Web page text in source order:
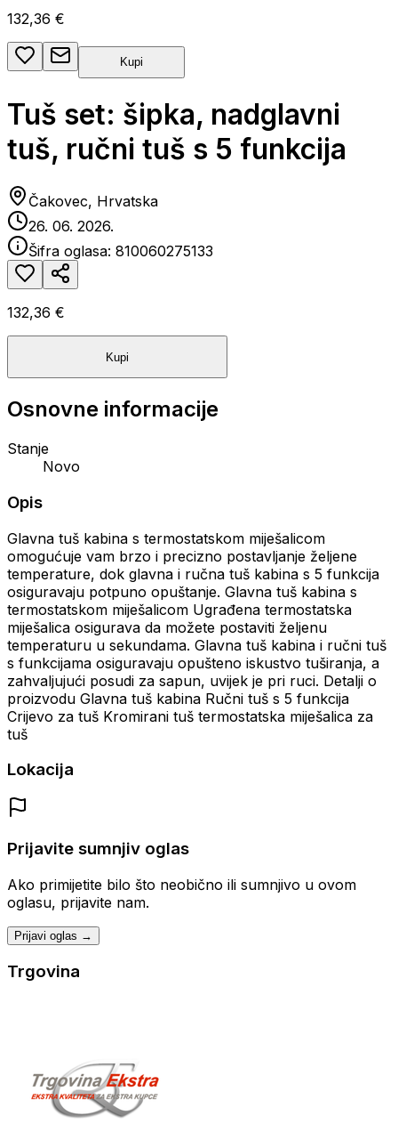
132,36 €
Kupi
Tuš set: šipka, nadglavni
tuš, ručni tuš s 5 funkcija
Čakovec, Hrvatska
26. 06. 2026.
Šifra oglasa: 810060275133
132,36 €
Kupi
Osnovne informacije
Stanje
Novo
Opis
Glavna tuš kabina s termostatskom miješalicom
omogućuje vam brzo i precizno postavljanje željene
temperature, dok glavna i ručna tuš kabina s 5 funkcija
osiguravaju potpuno opuštanje. Glavna tuš kabina s
termostatskom miješalicom Ugrađena termostatska
miješalica osigurava da možete postaviti željenu
temperaturu u sekundama. Glavna tuš kabina i ručni tuš
s funkcijama osiguravaju opušteno iskustvo tuširanja, a
zahvaljujući posudi za sapun, uvijek je pri ruci. Detalji o
proizvodu Glavna tuš kabina Ručni tuš s 5 funkcija
Crijevo za tuš Kromirani tuš termostatska miješalica za
tuš
Lokacija
Prijavite sumnjiv oglas
Ako primijetite bilo što neobično ili sumnjivo u ovom
oglasu, prijavite nam.
Prijavi oglas →
Trgovina